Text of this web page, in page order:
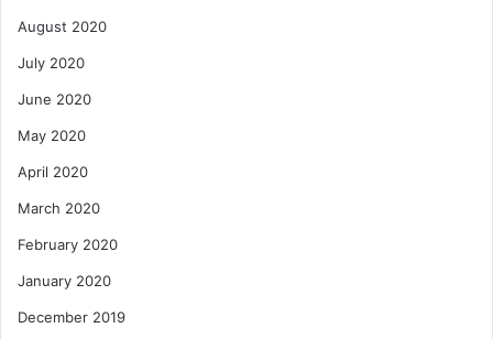
August 2020
July 2020
June 2020
May 2020
April 2020
March 2020
February 2020
January 2020
December 2019